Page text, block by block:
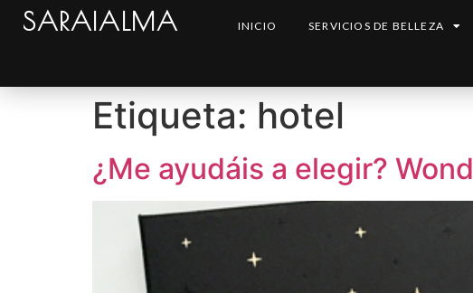
SARAIALMA INICIO SERVICIOS DE BELLEZA
Etiqueta: hotel
¿Me ayudáis a elegir?